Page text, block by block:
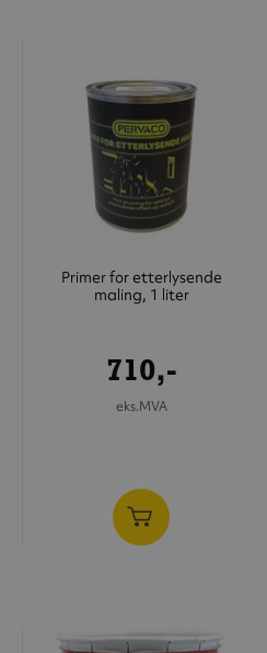
Primer for etterlysende
maling, 1 liter
710,-
eks.MVA